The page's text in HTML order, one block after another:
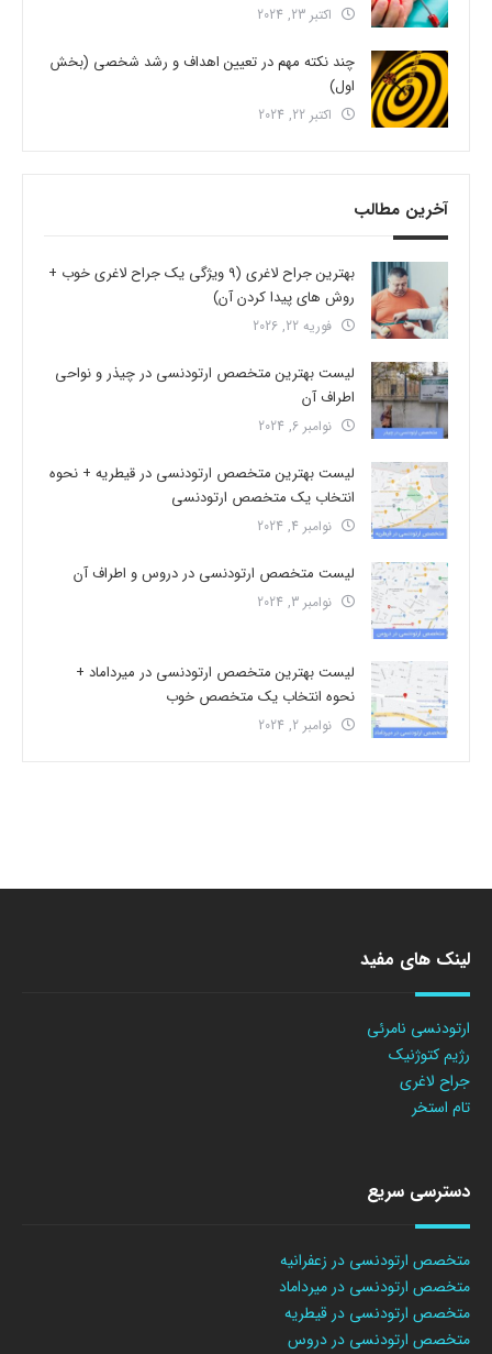
اکتبر 23, 2024
چند نکته مهم در تعیین اهداف و رشد شخصی (بخش
اول)
اکتبر 22, 2024
آخرین مطالب
بهترین جراح لاغری (9 ویژگی یک جراح لاغری خوب +
روش های پیدا کردن آن)
فوریه 22, 2026
لیست بهترین متخصص ارتودنسی در چیذر و نواحی
اطراف آن
نوامبر 6, 2024
لیست بهترین متخصص ارتودنسی در قیطریه + نحوه
انتخاب یک متخصص ارتودنسی
نوامبر 4, 2024
لیست متخصص ارتودنسی در دروس و اطراف آن
نوامبر 3, 2024
لیست بهترین متخصص ارتودنسی در میرداماد +
نحوه انتخاب یک متخصص خوب
نوامبر 2, 2024
لینک های مفید
ارتودنسی نامرئی
رژیم کتوژنیک
جراح لاغری
تام استخر
دسترسی سریع
متخصص ارتودنسی در زعفرانیه
متخصص ارتودنسی در میرداماد
متخصص ارتودنسی در قیطریه
متخصص ارتودنسی در دروس